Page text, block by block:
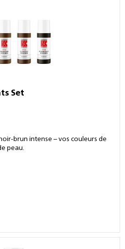
Set
brun intense – vos couleurs de
peau.